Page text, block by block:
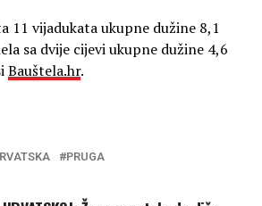
11 vijadukata ukupne dužine 8,1
sa dvije cijevi ukupne dužine 4,6
Bauštela.hr.
PRUGA